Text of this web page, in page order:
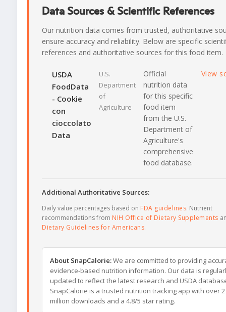
Data Sources & Scientific References
Our nutrition data comes from trusted, authoritative
ensure accuracy and reliability. Below are specific
references and authoritative sources for this food item.
USDA
FoodData
- Cookie
con
cioccolato
Data
U.S.
Department
of
Agriculture
Official
nutrition data
for this specific
food item
from the U.S.
Department of
Agriculture's
comprehensive
food database.
View
Additional Authoritative Sources:
Daily value percentages based on FDA guidelines. Nutrient
recommendations from NIH Office of Dietary Supplements
Dietary Guidelines for Americans.
About SnapCalorie:We are committed to providing
evidence-based nutrition information. Our data is
updated to reflect the latest research and USDA
SnapCalorie is a trusted nutrition tracking app with over 2
million downloads and a 4.8/5 star rating.